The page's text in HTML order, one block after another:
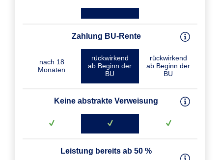
Zahlung BU-Rente
nach 18
Monaten
rückwirkend
ab Beginn der
BU
rückwirkend
ab Beginn der
BU
Keine abstrakte Verweisung
Leistung bereits ab 50 %